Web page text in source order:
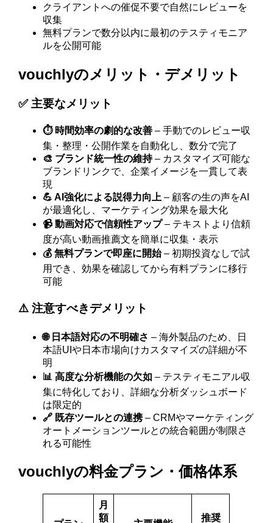
クライアントへの催促不要で自然にレビューを
収集
無料プランで数分以内に最初のテスティモニア
ルを公開可能
vouchlyのメリット・デメリット
✅ 主要なメリット
⏱️ 時間効率の劇的な改善 – 手動でのレビュー収
集・整理・公開作業を自動化し、数分で完了
🎨 ブランド統一性の維持– カスタマイズ可能な
ブランドリンクで、企業イメージを一貫して表
現
💪 AI強化による説得力向上 – 顧客の生の声をAI
が最適化し、マーケティング効果を最大化
📹 動画対応で信頼性アップ– テキストより信頼
度が高い動画推薦文を簡単に収集・表示
💰 無料プランで即座に開始– 初期投資なしで試
用でき、効果を確認してから有料プランに移行
可能
⚠️ 注意すべきデメリット
🌐 日本語対応の不明確さ – 海外製品のため、日
本語UIや日本市場向けカスタマイズの詳細が不
明
📊 高度な分析機能の欠如 – テスティモニアル収
集に特化しており、詳細な分析ダッシュボード
は限定的
🔗 既存ツールとの連携– CRMやマーケティング
オートメーションツールとの統合範囲が制限さ
れる可能性
vouchlyの料金プラン・価格体系
月
額
推奨